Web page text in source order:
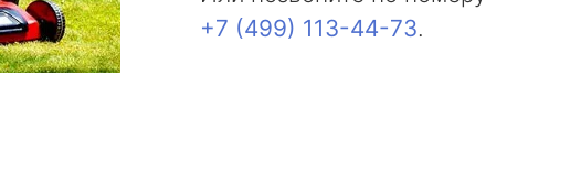
+7 (499) 113-44-73.